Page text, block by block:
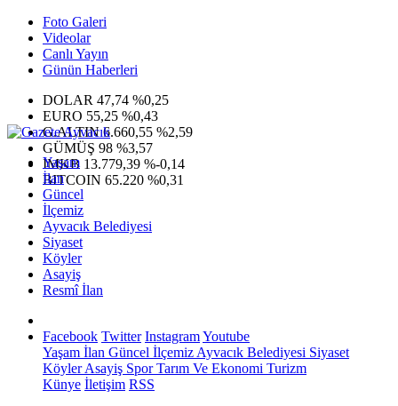
Foto Galeri
Videolar
Canlı Yayın
Günün Haberleri
DOLAR 47,74 %0,25
EURO 55,25 %0,43
G.ALTIN6.660,55 %2,59
GÜMÜŞ 98 %3,57
IMKB 13.779,39 %-0,14
BITCOIN 65.220 %0,31
Yaşam
İlan
Güncel
İlçemiz
Ayvacık Belediyesi
Siyaset
Köyler
Asayiş
Resmî İlan
Facebook Twitter InstagramYoutube
Yaşam İlan Güncel İlçemiz Ayvacık Belediyesi Siyaset
KöylerAsayiş SporTarım Ve Ekonomi Turizm
Künye İletişim RSS